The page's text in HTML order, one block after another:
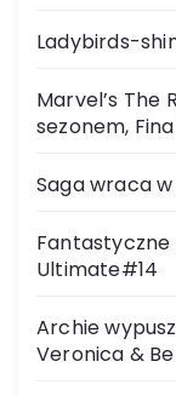
Ladybirds-
Marvel’s The
sezonem,
Saga wraca
Fantastyczne
Ultimate#14
Archie
Veronica &